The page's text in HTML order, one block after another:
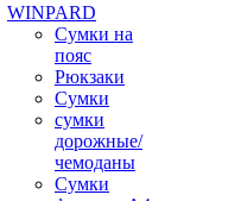
WINPARD
Сумки на
пояс
Рюкзаки
Сумки
сумки
дорожные/
чемоданы
Сумки